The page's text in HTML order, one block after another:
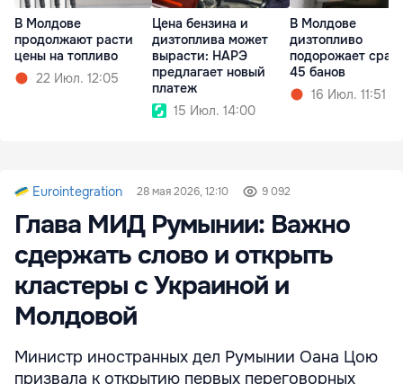
В Молдове
продолжают расти
цены на топливо
22 Июл. 12:05
Цена бензина и
дизтоплива может
вырасти: НАРЭ
предлагает новый
платеж
15 Июл. 14:00
В Молдове
дизтопливо
подорожает
45 банов
16 Июл. 11:51
Eurointegration 28 мая 2026, 12:10 9 092
Глава МИД Румынии: Важно
сдержать слово и открыть
кластеры с Украиной и
Молдовой
Министр иностранных дел Румынии Оана Цою
призвала к открытию первых переговорных